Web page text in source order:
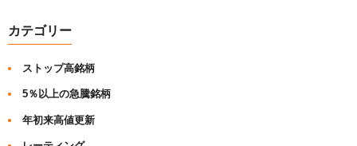
カテゴリー
ストップ高銘柄
5％以上の急騰銘柄
年初来高値更新